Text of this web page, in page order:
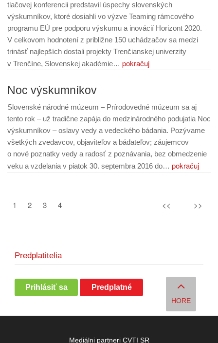
tlačovej konferencii predstavil úspechy slovenských
výskumníkov, ktoré dosiahli vo výzve Teaming rámcového
programu EÚ pre podporu výskumu a inovácií Horizont 2020.
V celkovom hodnotení z približne 150 uchádzačov sa medzi
trinásť najlepších dostali projekty Trenčianskej univerzity
v Trenčíne, Slovenskej akadémie… pokračuj
Noc výskumníkov
Slovenské národné múzeum – Prírodovedné múzeum sa aj
tento rok – už tradične zapája do medzinárodného podujatia Noc
výskumníkov – oslavy vedy a vedeckého bádania. Pozývame
všetkých zvedavcov, objaviteľov a bádateľov; záujemcov
o nové poznatky vedy a radosť z poznávania, bez obmedzenie
veku a vzdelania v piatok 30. septembra 2016 do… pokračuj
<<
1 2 3 4 >>
Predplatitelia
Prihlásiť sa Predplatné
HORE
Mediálni partneri CVTI SR